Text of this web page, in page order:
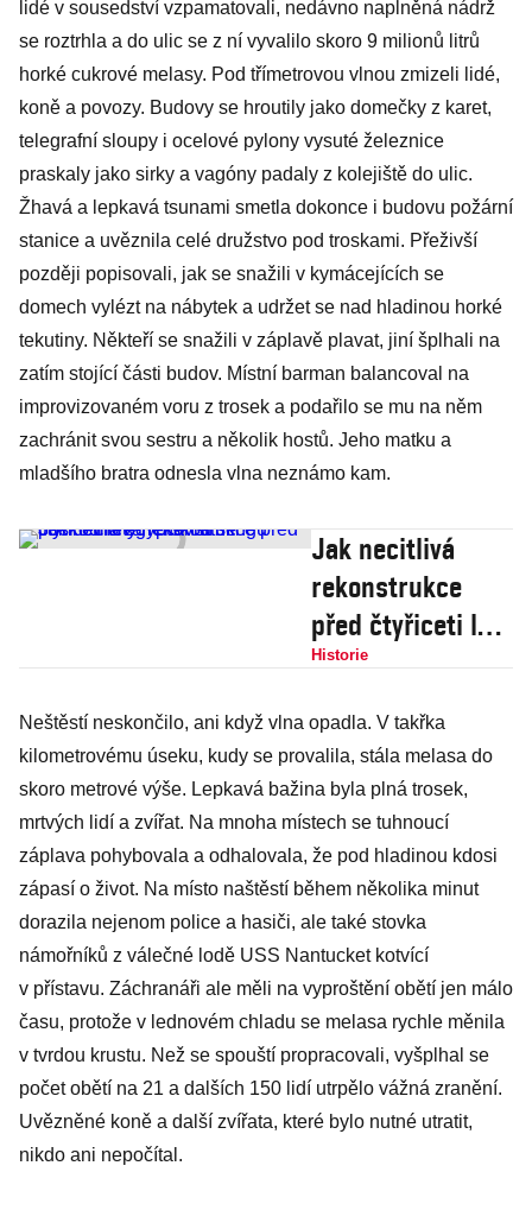
lidé v sousedství vzpamatovali, nedávno naplněná nádrž
se roztrhla a do ulic se z ní vyvalilo skoro 9 milionů litrů
horké cukrové melasy. Pod třímetrovou vlnou zmizeli lidé,
koně a povozy. Budovy se hroutily jako domečky z karet,
telegrafní sloupy i ocelové pylony vysuté železnice
praskaly jako sirky a vagóny padaly z kolejiště do ulic.
Žhavá a lepkavá tsunami smetla dokonce i budovu požární
stanice a uvěznila celé družstvo pod troskami. Přeživší
později popisovali, jak se snažili v kymácejících se
domech vylézt na nábytek a udržet se nad hladinou horké
tekutiny. Někteří se snažili v záplavě plavat, jiní šplhali na
zatím stojící části budov. Místní barman balancoval na
improvizovaném voru z trosek a podařilo se mu na něm
zachránit svou sestru a několik hostů. Jeho matku a
mladšího bratra odnesla vlna neznámo kam.
Jak necitlivá
rekonstrukce
před čtyřiceti lety
nenávratně
egyptskou sfingu
Historie
Neštěstí neskončilo, ani když vlna opadla. V takřka
kilometrovému úseku, kudy se provalila, stála melasa do
skoro metrové výše. Lepkavá bažina byla plná trosek,
mrtvých lidí a zvířat. Na mnoha místech se tuhnoucí
záplava pohybovala a odhalovala, že pod hladinou kdosi
zápasí o život. Na místo naštěstí během několika minut
dorazila nejenom police a hasiči, ale také stovka
námořníků z válečné lodě USS Nantucket kotvící
v přístavu. Záchranáři ale měli na vyproštění obětí jen málo
času, protože v lednovém chladu se melasa rychle měnila
v tvrdou krustu. Než se spouští propracovali, vyšplhal se
počet obětí na 21 a dalších 150 lidí utrpělo vážná zranění.
Uvězněné koně a další zvířata, které bylo nutné utratit,
nikdo ani nepočítal.